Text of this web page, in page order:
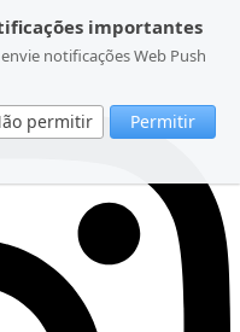
importantes
notificações Web Push
permitir Permitir